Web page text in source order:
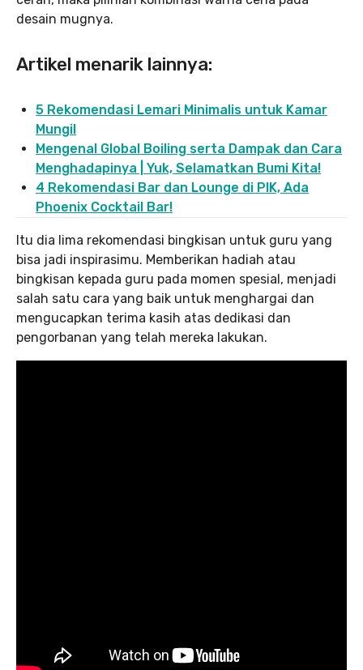
desain mugnya.
Artikel menarik lainnya:
5 Rekomendasi Lemari Minimalis untuk Kamar
Mungil
Mengenal Global Boiling serta Dampak dan Cara
Menghadapinya | Yuk, Selamatkan Bumi Kita!
4 Rekomendasi Bar dan Lounge di PIK, Ada
Phoenix Cocktail Bar!
Itu dia lima rekomendasi bingkisan untuk guru yang
bisa jadi inspirasimu. Memberikan hadiah atau
bingkisan kepada guru pada momen spesial, menjadi
salah satu cara yang baik untuk menghargai dan
mengucapkan terima kasih atas dedikasi dan
pengorbanan yang telah mereka lakukan.